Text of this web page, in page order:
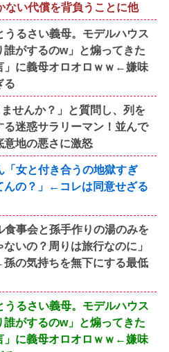
ない代償を背負うことに他
うるさい義母。モデルハウス
がするのw」と煽ってきた
に義母オロオロｗｗ←嫌味
る
せんか？」と質問し、列を
る迷惑サラリーマン！並んで
意地の悪さに激怒
「女と付き合うの地獄すぎ
んの？」←コレは同意せざる
食事会と孫手作りの湯のみを
いの？周りは旅行なのに」
の気持ちを無下にする最低
うるさい義母。モデルハウス
がするのw」と煽ってきた
に義母オロオロｗｗ←嫌味